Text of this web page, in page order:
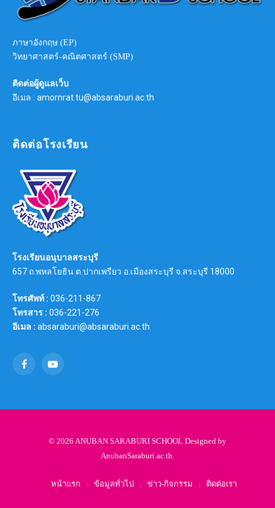
ภาษาอังกฤษ (EP)
วิทยาศาสตร์-คณิตศาสตร์ (SMP)
ติดต่อผู้ดูแลเว็บ
อีเมล : amornrat.tu@absaraburi.ac.th
ติดต่อโรงเรียน
โรงเรียนอนุบาลสระบุรี
657 ถ.พหลโยธิน ต.ปากเพรียว อ.เมืองสระบุรี จ.สระบุรี 18000
โทรศัพท์ : 036-211-867
โทรสาร : 036-221-276
อีเมล : absaraburi@absaraburi.ac.th
FacebookYouTube
© 2026 ANUBAN SARABURI SCHOOL Designed by
AnubanSaraburi.ac.th
หน้าแรก ข้อมูลทั่วไป ข่าว-กิจกรรม ติดต่อเรา